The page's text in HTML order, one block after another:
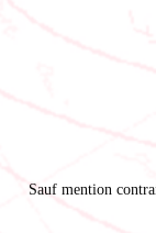
Sauf mention